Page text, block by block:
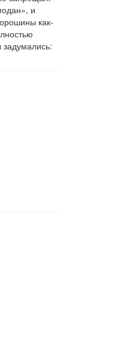
и
как-